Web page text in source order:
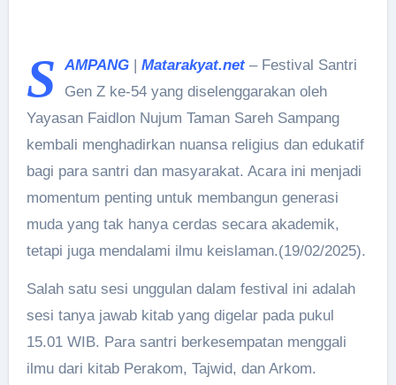
S AMPANG| Matarakyat.net– Festival Santri
Gen Z ke-54 yang diselenggarakan oleh
Yayasan Faidlon Nujum Taman Sareh Sampang
kembali menghadirkan nuansa religius dan edukatif
bagi para santri dan masyarakat. Acara ini menjadi
momentum penting untuk membangun generasi
muda yang tak hanya cerdas secara akademik,
tetapi juga mendalami ilmu keislaman.(19/02/2025).
Salah satu sesi unggulan dalam festival ini adalah
sesi tanya jawab kitab yang digelar pada pukul
15.01 WIB. Para santri berkesempatan menggali
ilmu dari kitab Perakom, Tajwid, dan Arkom.